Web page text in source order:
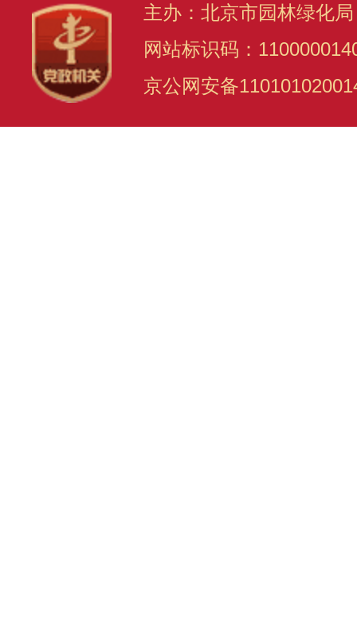
主办：北京市园林绿化
网站标识码：
京公网安备